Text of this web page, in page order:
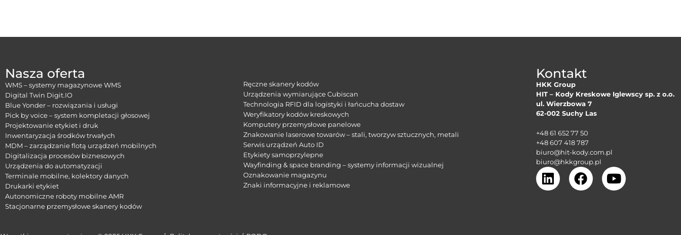
Nasza oferta
WMS – systemy magazynowe WMS
Digital Twin Digit.IO
Blue Yonder – rozwiązania i usługi
Pick by voice – system kompletacji głosowej
Projektowanie etykiet i druk
Inwentaryzacja środków trwałych
MDM – zarządzanie flotą urządzeń mobilnych
Digitalizacja procesów biznesowych
Urządzenia do automatyzacji
Terminale mobilne, kolektory danych
Drukarki etykiet
Autonomiczne roboty mobilne AMR
Stacjonarne przemysłowe skanery kodów
Ręczne skanery kodów
Urządzenia wymiarujące Cubiscan
Technologia RFID dla logistyki i łańcucha dostaw
Weryfikatory kodów kreskowych
Komputery przemysłowe panelowe
Znakowanie laserowe towarów – stali, tworzyw sztucznych, metali
Serwis urządzeń Auto ID
Etykiety samoprzylepne
Wayfinding & space branding – systemy informacji wizualnej
Oznakowanie magazynu
Znaki informacyjne i reklamowe​
Kontakt
HKK Group
HIT – Kody Kreskowe Iglewscy sp. z o.o.
ul. Wierzbowa 7
62-002 Suchy Las
+48 61 652 77 50
+48 607 418 787
biuro@hit-kody.com.pl
biuro@hkkgroup.pl